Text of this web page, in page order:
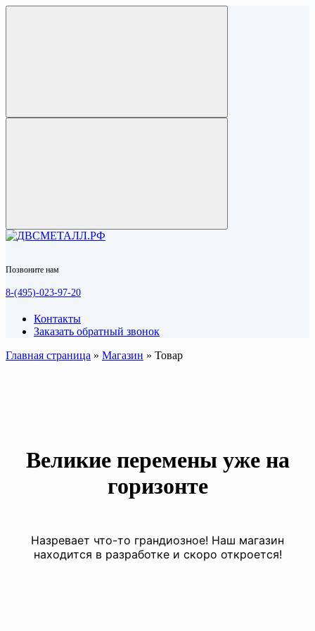
Позвоните нам
8-(495)-023-97-20
Контакты
Заказать обратный звонок
Главная страница » Магазин » Товар
Великие перемены уже на
горизонте
Назревает что-то грандиозное! Наш магазин
находится в разработке и скоро откроется!